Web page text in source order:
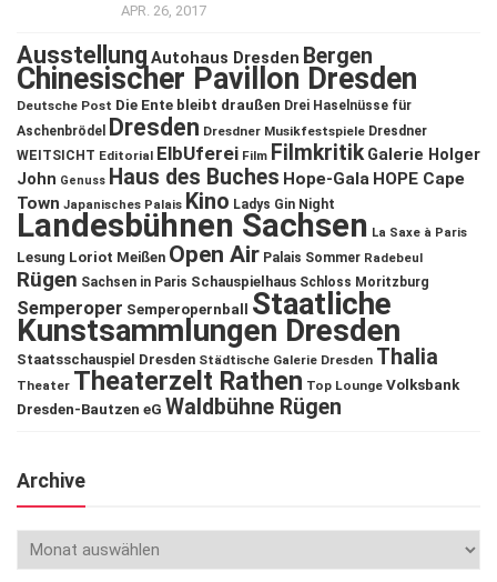
APR. 26, 2017
Ausstellung Autohaus Dresden Bergen
Chinesischer Pavillon Dresden
Deutsche Post Die Ente bleibt draußen Drei Haselnüsse für
Aschenbrödel
Dresden Dresdner Musikfestspiele Dresdner
WEITSICHT Editorial ElbUferei Film Filmkritik Galerie Holger
John Genuss Haus des Buches Hope-Gala HOPE Cape
Town Japanisches Palais Kino Ladys Gin Night
Landesbühnen Sachsen La Saxe à Paris
Lesung Loriot Meißen Open Air Palais Sommer Radebeul
Rügen Sachsen in Paris Schauspielhaus Schloss Moritzburg
Semperoper Semperopernball Staatliche
Kunstsammlungen Dresden
Staatsschauspiel Dresden Städtische Galerie Dresden Thalia
Theater Theaterzelt Rathen Top Lounge Volksbank
Dresden-Bautzen eG Waldbühne Rügen
Archive